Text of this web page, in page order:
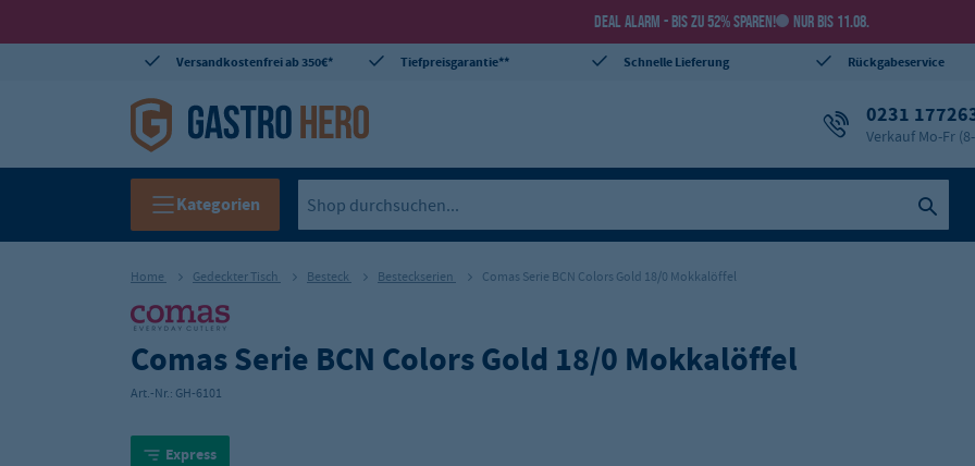
DEAL ALARM - BIS ZU 52% SPAREN! NUR BIS 11.08.
Versandkostenfrei ab 350€* Tiefpreisgarantie** Schnelle Lieferung Rückgabeservice
0231
Verkauf Mo-Fr
Kategorien
Home Gedeckter Tisch Besteck Besteckserien Comas Serie BCN Colors Gold 18/0 Mokkalöffel
Comas Serie BCN Colors Gold 18/0 Mokkalöffel
Art.-Nr.: GH-6101
Express